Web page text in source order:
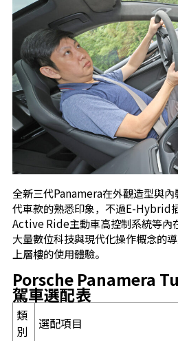
全新三代Panamera在外觀造型與
代車款的熟悉印象，不過E-Hybrid
Active Ride主動車高控制系統等內
大量數位科技與現代化操作概念的
上層樓的使用體驗。
Porsche Panamera
駕車選配表
類
別
選配項目